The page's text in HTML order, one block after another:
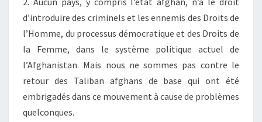
d’introduire des criminels et les ennemis des Droits de
l’Homme, du processus démocratique et des Droits de
la Femme, dans le système politique actuel de
l’Afghanistan. Mais nous ne sommes pas contre le
retour des Taliban afghans de base qui ont été
embrigadés dans ce mouvement à cause de problèmes
quelconques.